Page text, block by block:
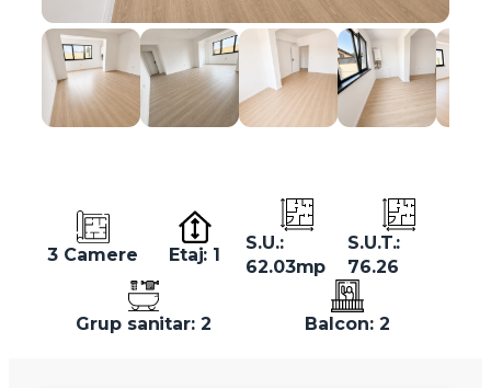
3 Camere Etaj: 1
S.U.:
62.03mp
S.U.T.:
76.26
Grup sanitar: 2 Balcon: 2